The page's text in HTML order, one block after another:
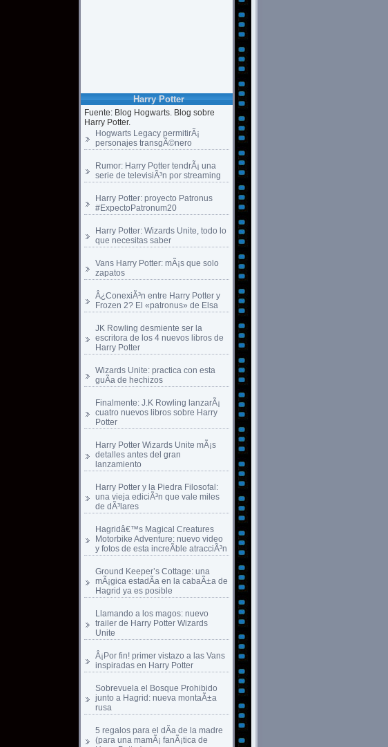
Harry Potter
Fuente: Blog Hogwarts. Blog sobre
Harry Potter.
Hogwarts Legacy permitirÃ¡
personajes transgÃ©nero
Rumor: Harry Potter tendrÃ¡ una
serie de televisiÃ³n por streaming
Harry Potter: proyecto Patronus
#ExpectoPatronum20
Harry Potter: Wizards Unite, todo lo
que necesitas saber
Vans Harry Potter: mÃ¡s que solo
zapatos
Â¿ConexiÃ³n entre Harry Potter y
Frozen 2? El «patronus» de Elsa
JK Rowling desmiente ser la
escritora de los 4 nuevos libros de
Harry Potter
Wizards Unite: practica con esta
guÃ­a de hechizos
Finalmente: J.K Rowling lanzarÃ¡
cuatro nuevos libros sobre Harry
Potter
Harry Potter Wizards Unite mÃ¡s
detalles antes del gran
lanzamiento
Harry Potter y la Piedra Filosofal:
una vieja ediciÃ³n que vale miles
de dÃ³lares
Hagridâ€™s Magical Creatures
Motorbike Adventure: nuevo video
y fotos de esta increÃ­ble atracciÃ³n
Ground Keeper’s Cottage: una
mÃ¡gica estadÃ­a en la cabaÃ±a de
Hagrid ya es posible
Llamando a los magos: nuevo
trailer de Harry Potter Wizards
Unite
Â¡Por fin! primer vistazo a las Vans
inspiradas en Harry Potter
Sobrevuela el Bosque Prohibido
junto a Hagrid: nueva montaÃ±a
rusa
5 regalos para el dÃ­a de la madre
(para una mamÃ¡ fanÃ¡tica de